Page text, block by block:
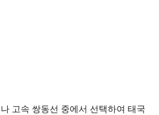
고속 쌍동선 중에서 선택하여 태국